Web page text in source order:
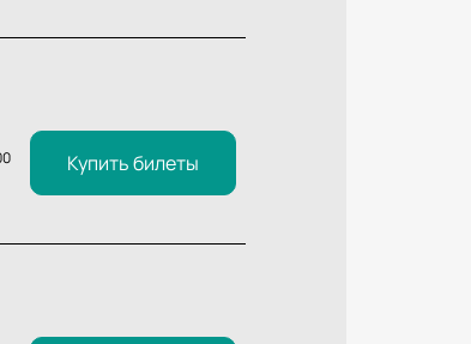
Купить билеты